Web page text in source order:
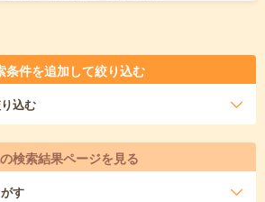
条件を追加して絞り込む
込む
検索結果ページを見る
す